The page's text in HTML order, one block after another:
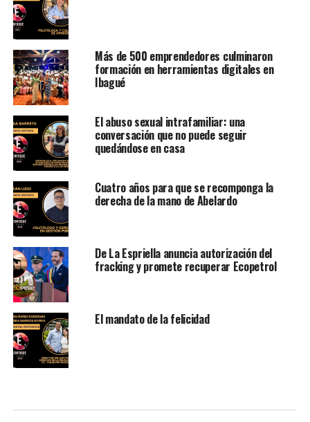
Más de 500 emprendedores culminaron
formación en herramientas digitales en
Ibagué
El abuso sexual intrafamiliar: una
conversación que no puede seguir
quedándose en casa
Cuatro años para que se recomponga la
derecha de la mano de Abelardo
De La Espriella anuncia autorización del
fracking y promete recuperar Ecopetrol
El mandato de la felicidad